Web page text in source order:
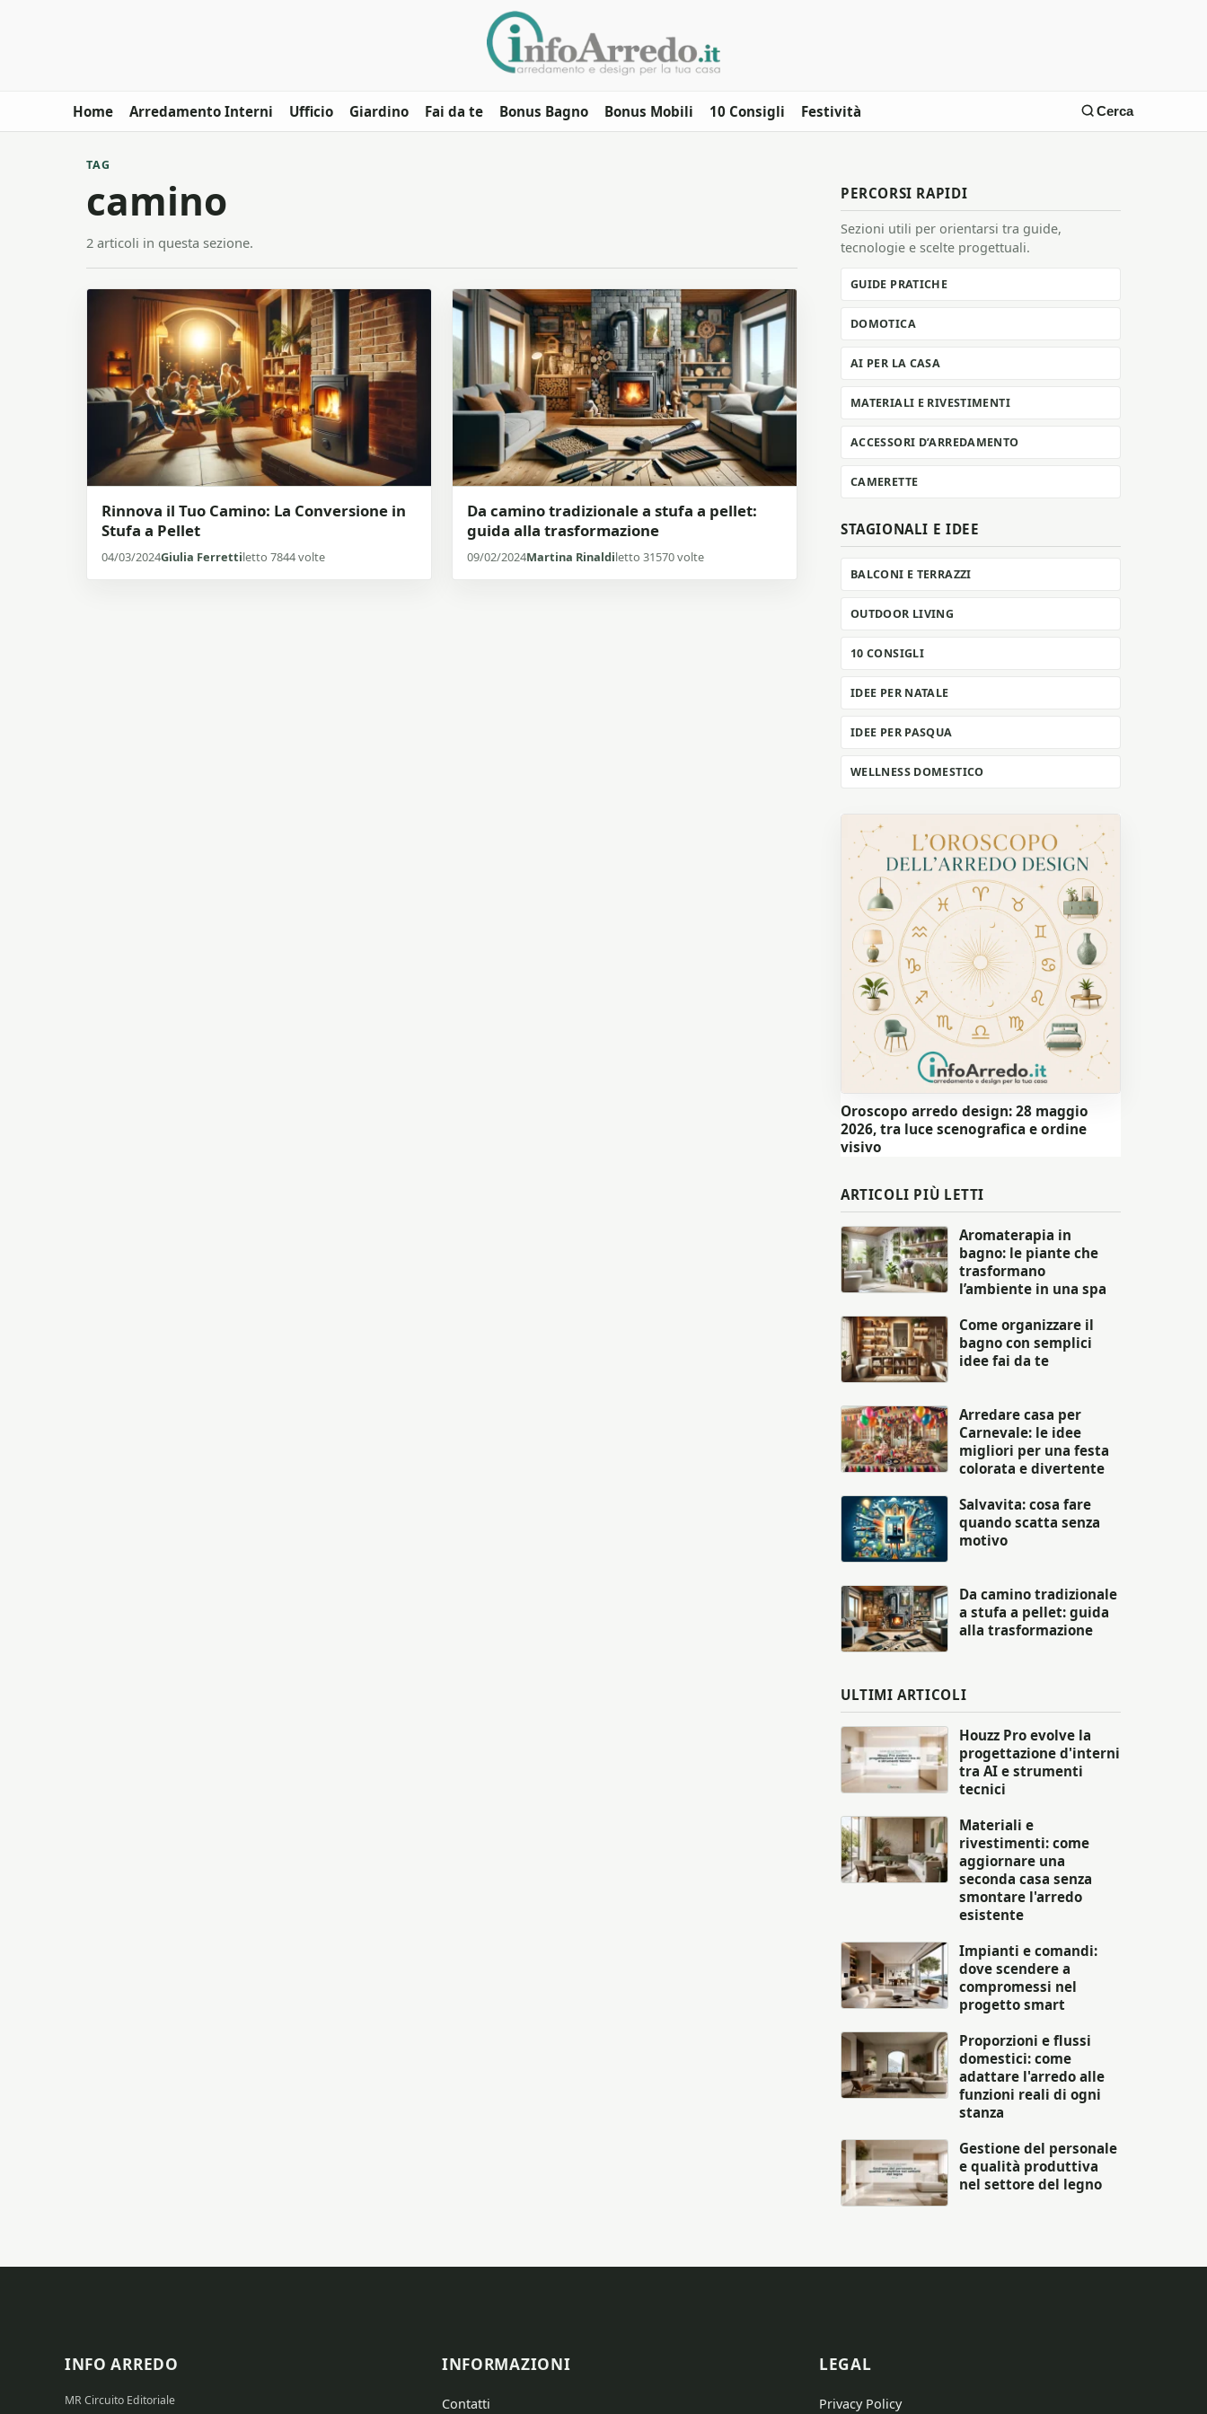
Home Arredamento Interni Ufficio Giardino Fai da te Bonus Bagno Bonus Mobili 10 Consigli Festività Cerca
TAG
camino
2 articoli in questa sezione.
Rinnova il Tuo Camino: La Conversione in
Stufa a Pellet
04/03/2024Giulia Ferrettiletto 7844 volte
Da camino tradizionale a stufa a pellet:
guida alla trasformazione
09/02/2024Martina Rinaldiletto 31570 volte
PERCORSI RAPIDI
Sezioni utili per orientarsi tra guide,
tecnologie e scelte progettuali.
GUIDE PRATICHE
DOMOTICA
AI PER LA CASA
MATERIALI E RIVESTIMENTI
ACCESSORI D’ARREDAMENTO
CAMERETTE
STAGIONALI E IDEE
BALCONI E TERRAZZI
OUTDOOR LIVING
10 CONSIGLI
IDEE PER NATALE
IDEE PER PASQUA
WELLNESS DOMESTICO
Oroscopo arredo design: 28 maggio
2026, tra luce scenografica e ordine
visivo
ARTICOLI PIÙ LETTI
Aromaterapia in
bagno: le piante che
trasformano
l’ambiente in una spa
Come organizzare il
bagno con semplici
idee fai da te
Arredare casa per
Carnevale: le idee
migliori per una festa
colorata e divertente
Salvavita: cosa fare
quando scatta senza
motivo
Da camino tradizionale
a stufa a pellet: guida
alla trasformazione
ULTIMI ARTICOLI
Houzz Pro evolve la
progettazione d'interni
tra AI e strumenti
tecnici
Materiali e
rivestimenti: come
aggiornare una
seconda casa senza
smontare l'arredo
esistente
Impianti e comandi:
dove scendere a
compromessi nel
progetto smart
Proporzioni e flussi
domestici: come
adattare l'arredo alle
funzioni reali di ogni
stanza
Gestione del personale
e qualità produttiva
nel settore del legno
INFO ARREDO
MR Circuito Editoriale
INFORMAZIONI
Contatti
LEGAL
Privacy Policy